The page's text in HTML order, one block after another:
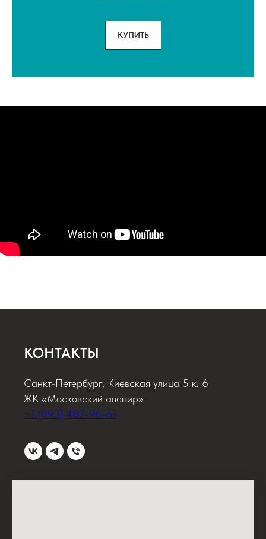
КУПИТЬ
КОНТАКТЫ
Санкт-Петербург, Киевская улица 5 к. 6
ЖК «Московский авенир»
+7 (993) 482-96-67